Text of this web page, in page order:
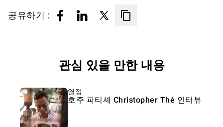
공유하기 :
관심 있을 만한 내용
열정
호주 파티셰 Christopher Thé 인터뷰